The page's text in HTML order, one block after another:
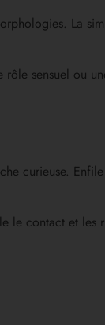
La
sensuel ou
curieuse.
le contact et les